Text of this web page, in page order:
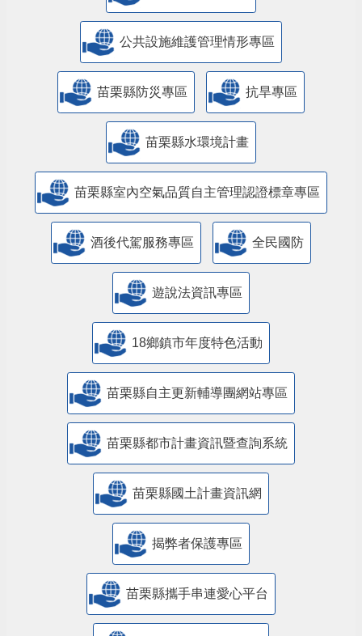
​公共設施維護管理情形專區
苗栗縣防災專區 抗旱專區
苗栗縣水環境計畫
苗栗縣室內空氣品質自主管理認證標章專區
酒後代駕服務專區 全民國防
遊說法資訊專區
18鄉鎮市年度特色活動
苗栗縣自主更新輔導團網站專區
苗栗縣都市計畫資訊暨查詢系統
苗栗縣國土計畫資訊網
揭弊者保護專區
苗栗縣攜手串連愛心平台